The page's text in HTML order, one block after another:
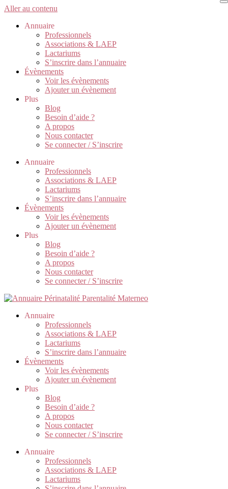
Aller au contenu
Annuaire
Professionnels
Associations & LAEP
Lactariums
S’inscrire dans l’annuaire
Évènements
Voir les évènements
Ajouter un évènement
Plus
Blog
Besoin d’aide ?
A propos
Nous contacter
Se connecter / S’inscrire
Annuaire
Professionnels
Associations & LAEP
Lactariums
S’inscrire dans l’annuaire
Évènements
Voir les évènements
Ajouter un évènement
Plus
Blog
Besoin d’aide ?
A propos
Nous contacter
Se connecter / S’inscrire
Annuaire
Professionnels
Associations & LAEP
Lactariums
S’inscrire dans l’annuaire
Évènements
Voir les évènements
Ajouter un évènement
Plus
Blog
Besoin d’aide ?
A propos
Nous contacter
Se connecter / S’inscrire
Annuaire
Professionnels
Associations & LAEP
Lactariums